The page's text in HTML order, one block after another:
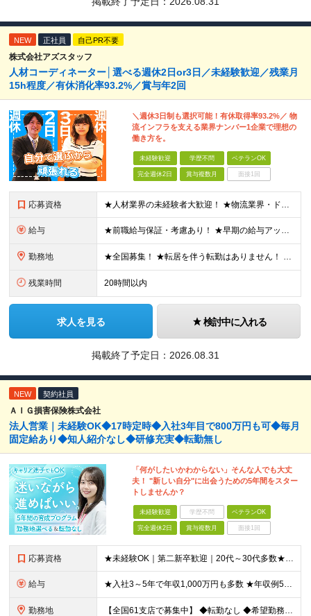
NEW 正社員 自己PR不要
株式会社アズスタッフ
人材コーディネーター│選べる週休2日or3日／未経験歓迎／残業月
15h程度／有休消化率93.2%／賞与年2回
＼週休3日制も選択可能！有休取得率93.2%／ 物
流インフラを支える業界ナンバー1企業で理想の
働き方を。
未経験歓迎 学歴不問 ベテランOK
完全週休2日 賞与複数月 面接1回
応募資格 ★人材業界の未経験者大歓迎！ ★物流業界・ドライバー経験は不問！ ★学歴不問！ ★第二新卒歓迎！ ★ブランクOK！ ＼こんな方にピッタリです！／ ・「圧倒的No.1」を目指す環境で、熱く働きたい方
給与 ★前職給与保証・考慮あり！ ★早期の給与アップが可能です 月給24万9113円以上＋賞与年2回＋各種手当 ※経験やスキルを考慮し決定します。 ※試用期間6カ月（その間の給与・待遇に差異はありません
勤務地 ★全国募集！ ★転居を伴う転勤はありません！ ★U・Iターン歓迎！ ＼本社／ 東京都新宿区西新宿1-20-3 西新宿髙木ビル2階 ＼希望の拠点・営業所に配属します！／ 【北海道・東北エリア】 北海
残業時間 20時間以内
求人を見る 検討中に入れる
掲載終了予定日： 2026.08.31
NEW 契約社員
ＡＩＧ損害保険株式会社
法人営業｜未経験OK◆17時定時◆入社3年目で800万円も可◆毎月
固定給あり◆知人紹介なし◆研修充実◆転勤無し
「何がしたいかわからない」そんな人でも大丈
夫！ "新しい自分"に出会うための5年間をスター
トしませんか？
未経験歓迎 学歴不問 ベテランOK
完全週休2日 賞与複数月 面接1回
応募資格 ★未経験OK｜第二新卒歓迎｜20代～30代多数★ ┗業界未経験者、営業未経験がほとんどです！ ★高卒以上 ━━━━━━━━ 育成前提の採用です！ ━━━━━━━━ 「稼ぎたい」「経営者になりたい」な
給与 ★入社3～5年で年収1,000万円も多数 ★年収例523万円／20代・2年目 月給24万4,094円～33万5,000円＋業績給＋賞与年2回（業績による） ※給与は配属エリアによって異なります ※
勤務地 【全国61支店で募集中】 ◆転勤なし ◆希望勤務地を選べる ◆U・Iターンも歓迎です ----- 契約期間中は転勤がありません。 お住まいの地域でキャリアを築くことができます！ ----- ■北海道／